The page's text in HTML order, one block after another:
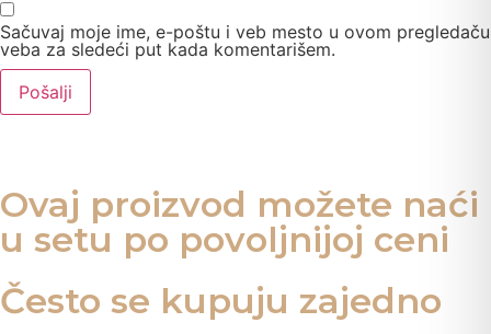
Sačuvaj moje ime, e-poštu i veb mesto u ovom pregledaču
veba za sledeći put kada komentarišem.
Ovaj proizvod možete naći
u setu po povoljnijoj ceni
Često se kupuju zajedno